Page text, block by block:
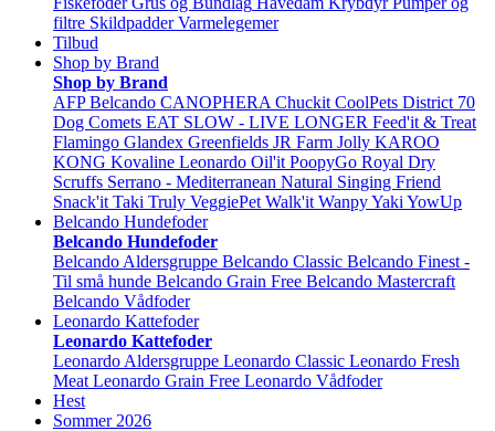
filtre Skildpadder Varmelegemer
Tilbud
Shop by Brand
Shop by Brand
AFP Belcando CANOPHERA Chuckit CoolPets District 70
Dog Comets EAT SLOW - LIVE LONGER Feed'it & Treat
Flamingo Glandex Greenfields JR Farm Jolly KAROO
KONG Kovaline Leonardo Oil'it PoopyGo Royal Dry
Scruffs Serrano - Mediterranean Natural Singing Friend
Snack'it Taki Truly VeggiePet Walk'it WanpyYaki YowUp
Belcando Hundefoder
Belcando Hundefoder
Belcando Aldersgruppe Belcando Classic Belcando Finest -
Til små hunde Belcando Grain Free Belcando Mastercraft
Belcando Vådfoder
Leonardo Kattefoder
Leonardo Kattefoder
Leonardo Aldersgruppe Leonardo Classic Leonardo Fresh
Meat Leonardo Grain Free Leonardo Vådfoder
Hest
Sommer 2026